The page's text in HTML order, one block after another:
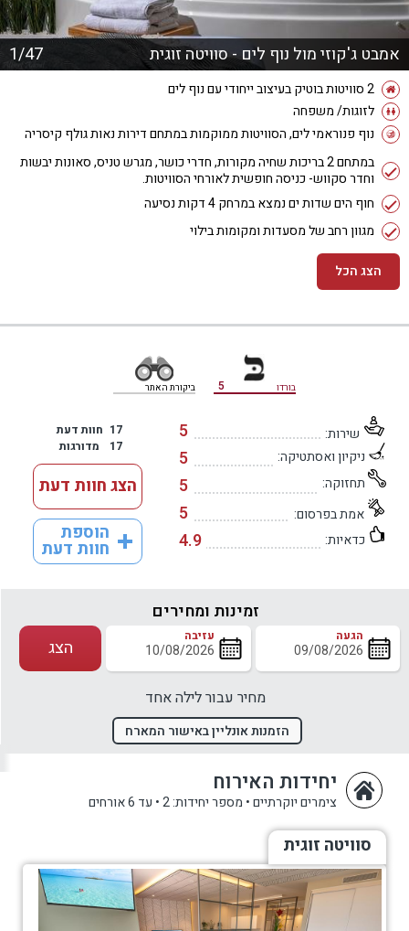
1/47 אמבט ג'קוזי מול נוף לים - סוויטה זוגית
2 סוויטות בוטיק בעיצוב ייחודי עם נוף לים
לזוגות/ משפחה
נוף פנוראמי לים, הסוויטות ממוקמות במתחם דירות נאות גולף קיסריה
במתחם 2 בריכות שחיה מקורות, חדרי כושר, מגרש טניס, סאונות יבשות
וחדר סקווש- כניסה חופשית לאורחי הסוויטות.
חוף הים שדות ים נמצא במרחק 4 דקות נסיעה
מגוון רחב של מסעדות ומקומות בילוי
הצג הכל
בורדו 5 ביקורת האתר
שירות: 5
ניקיון ואסתטיקה: 5
תחזוקה: 5
אמת בפרסום: 5
כדאיות: 4.9
17 חוות דעת
17
מדורגות
הצג חוות דעת
הוספת
חוות דעת
זמינות ומחירים
הגעה עזיבה
מחיר עבור לילה אחד
הצג
הזמנות אונליין באישור המארח
יחידות האירוח
צימרים יוקרתיים• מספר יחידות: 2 • עד 6 אורחים
סוויטה זוגית